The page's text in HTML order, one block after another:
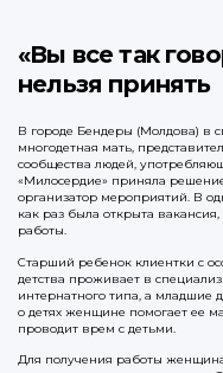
«Вы все так
нельзя принять
В городе Бендеры (Молдова) в
многодетная мать,
сообщества людей,
«Милосердие» приняла
организатор мероприятий. В
как раз была открыта
работы.
Старший ребенок клиентки с
детства проживает в
интернатного типа, а младшие
о детях женщине помогает ее
проводит врем с детьми.
Для получения работы